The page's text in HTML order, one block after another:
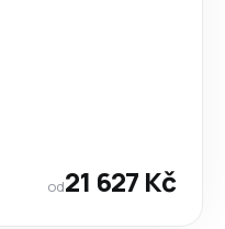
od21 627 Kč